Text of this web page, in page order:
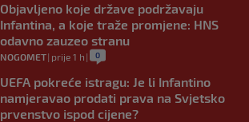
Objavljeno koje države podržavaju
Infantina, a koje traže promjene: HNS
odavno zauzeo stranu
NOGOMET| prije 1 h | 0
UEFA pokreće istragu: Je li Infantino
namjeravao prodati prava na Svjetsko
prvenstvo ispod cijene?